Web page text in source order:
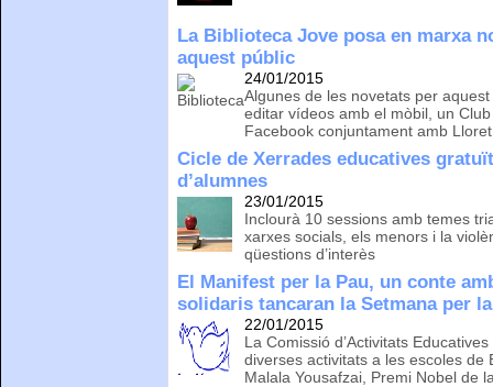
La Biblioteca Jove posa en marxa
aquest públic
24/01/2015
Algunes de les novetats per
editar vídeos amb el mòbil, un
Facebook conjuntament amb Lloret
Cicle de Xerrades educatives
d’alumnes
23/01/2015
Inclourà 10 sessions amb temes
xarxes socials, els menors i la
qüestions d’interès
El Manifest per la Pau, un conte
solidaris tancaran la Setmana per la
22/01/2015
La Comissió d’Activitats
diverses activitats a les escoles
Malala Yousafzai, Premi Nobel de